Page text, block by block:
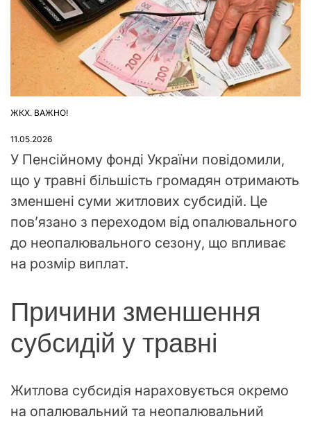
ОПУБЛІКУВАТИ
ЖКХ. ВАЖНО!
11.05.2026
У Пенсійному фонді України повідомили,
що у травні більшість громадян отримають
зменшені суми житлових субсидій. Це
пов’язано з переходом від опалювального
до неопалювального сезону, що впливає
на розмір виплат.
Причини зменшення
субсидій у травні
Житлова субсидія нараховується окремо
на опалювальний та неопалювальний